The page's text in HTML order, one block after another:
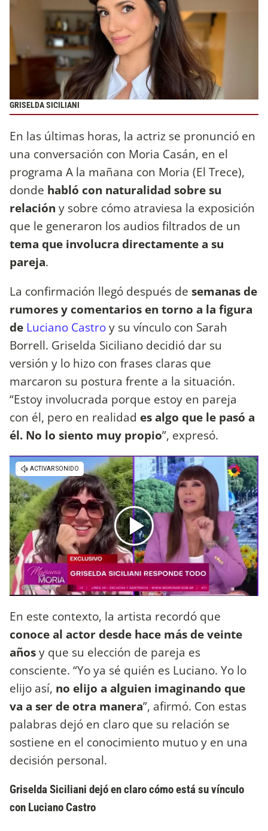
GRISELDA SICILIANI
En las últimas horas, la actriz se pronunció en
una conversación con Moria Casán, en el
programa A la mañana con Moria (El Trece),
donde habló con naturalidad sobre su
relación y sobre cómo atraviesa la exposición
que le generaron los audios filtrados de un
tema que involucra directamente a su
pareja.
La confirmación llegó después de semanas de
rumores y comentarios en torno a la figura
de Luciano Castroy su vínculo con Sarah
Borrell. Griselda Siciliano decidió dar su
versión y lo hizo con frases claras que
marcaron su postura frente a la situación.
“Estoy involucrada porque estoy en pareja
con él, pero en realidad es algo que le pasó a
él. No lo siento muy propio”, expresó.
En este contexto, la artista recordó que
conoce al actor desde hace más de veinte
añosy que su elección de pareja es
consciente. “Yo ya sé quién es Luciano. Yo lo
elijo así, no elijo a alguien imaginando que
va a ser de otra manera”, afirmó. Con estas
palabras dejó en claro que su relación se
sostiene en el conocimiento mutuo y en una
decisión personal.
Griselda Siciliani dejó en claro cómo está su vínculo
con Luciano Castro